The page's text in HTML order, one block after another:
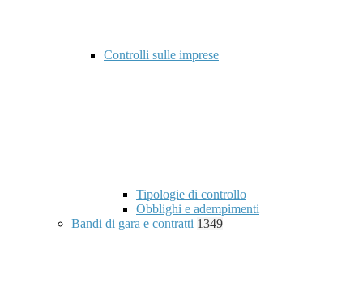
Controlli sulle imprese
Tipologie di controllo
Obblighi e adempimenti
Bandi di gara e contratti 1349